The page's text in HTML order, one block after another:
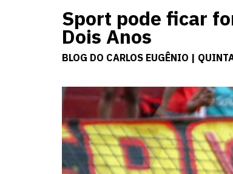
Sport pode ficar
Dois Anos
BLOG DO CARLOS EUGÊNIO |